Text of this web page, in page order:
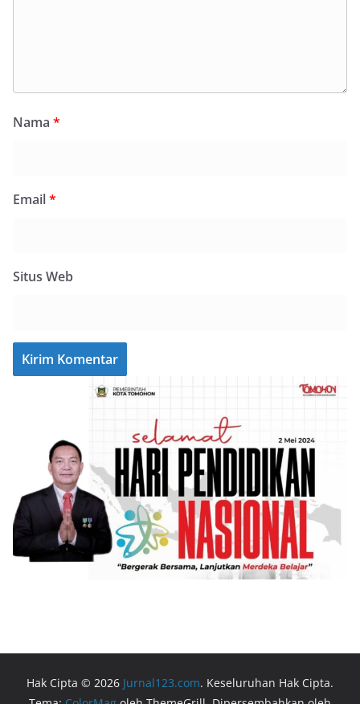
Nama *
Email*
Situs Web
Hak Cipta © 2026 Jurnal123.com. Keseluruhan Hak Cipta.